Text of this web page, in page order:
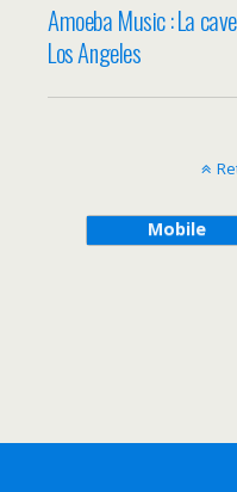
Amoeba Music : La
Los Angeles
Mobile